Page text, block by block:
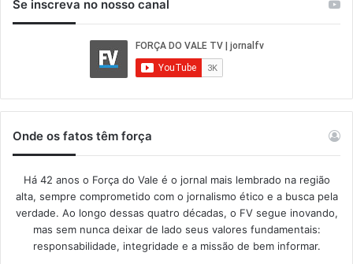
Se inscreva no nosso canal
Onde os fatos têm força
Há 42 anos o Força do Vale é o jornal mais lembrado na região
alta, sempre comprometido com o jornalismo ético e a busca pela
verdade. Ao longo dessas quatro décadas, o FV segue inovando,
mas sem nunca deixar de lado seus valores fundamentais:
responsabilidade, integridade e a missão de bem informar.​